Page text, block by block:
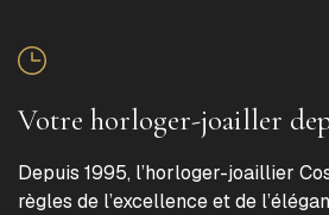
Votre horloger-joailler
Depuis 1995, l’horloger-joaillier
règles de l’excellence et de